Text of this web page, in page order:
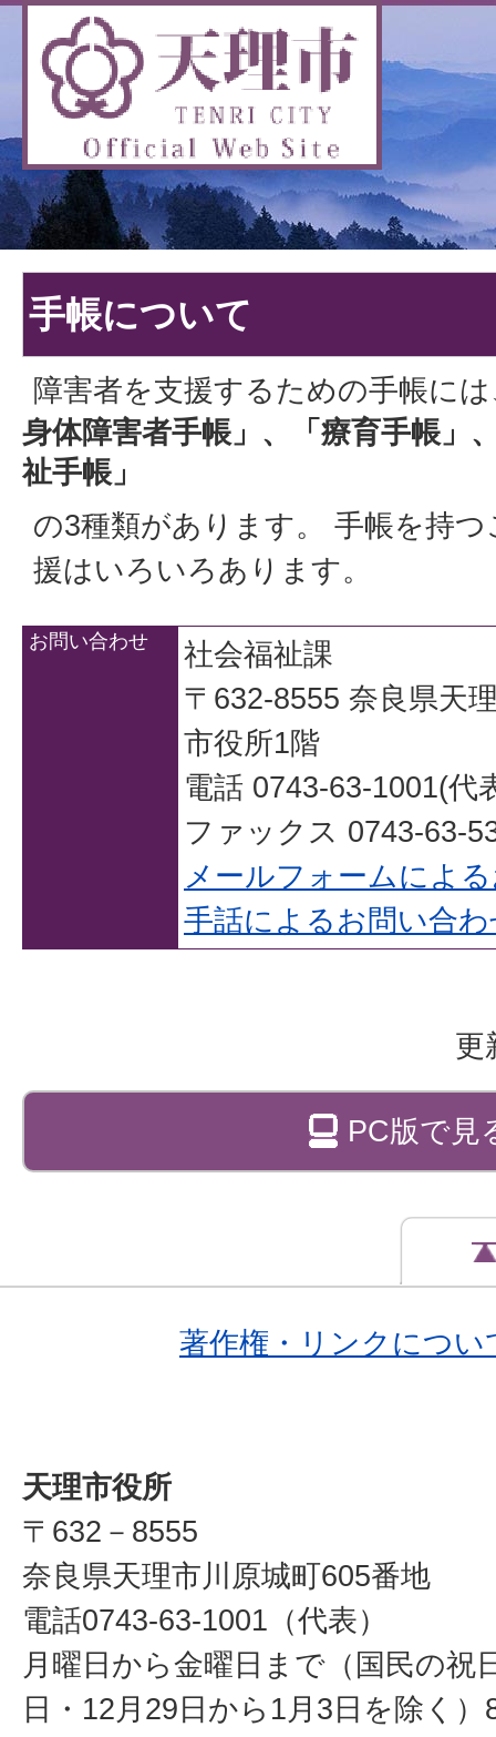
手帳について
障害者を支援するための手帳に
身体障害者手帳」、「療育手帳」
祉手帳」
の3種類があります。 手帳を持
援はいろいろあります。
お問い合わせ
社会福祉課
〒632-8555 奈良県天
市役所1階
電話 0743-63-1001(代
ファックス 0743-63-
メールフォームによ
手話によるお問い合
更
PC版で見
著作権・リンクについ
天理市役所
〒632－8555
奈良県天理市川原城町605番地
電話0743-63-1001（代表）
月曜日から金曜日まで（国民の祝
日・12月29日から1月3日を除く